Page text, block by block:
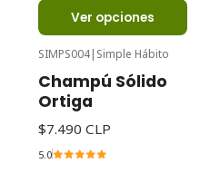
Ver opciones
SIMPS004| Simple Hábito
Champú Sólido
Ortiga
$7.490 CLP
5.0